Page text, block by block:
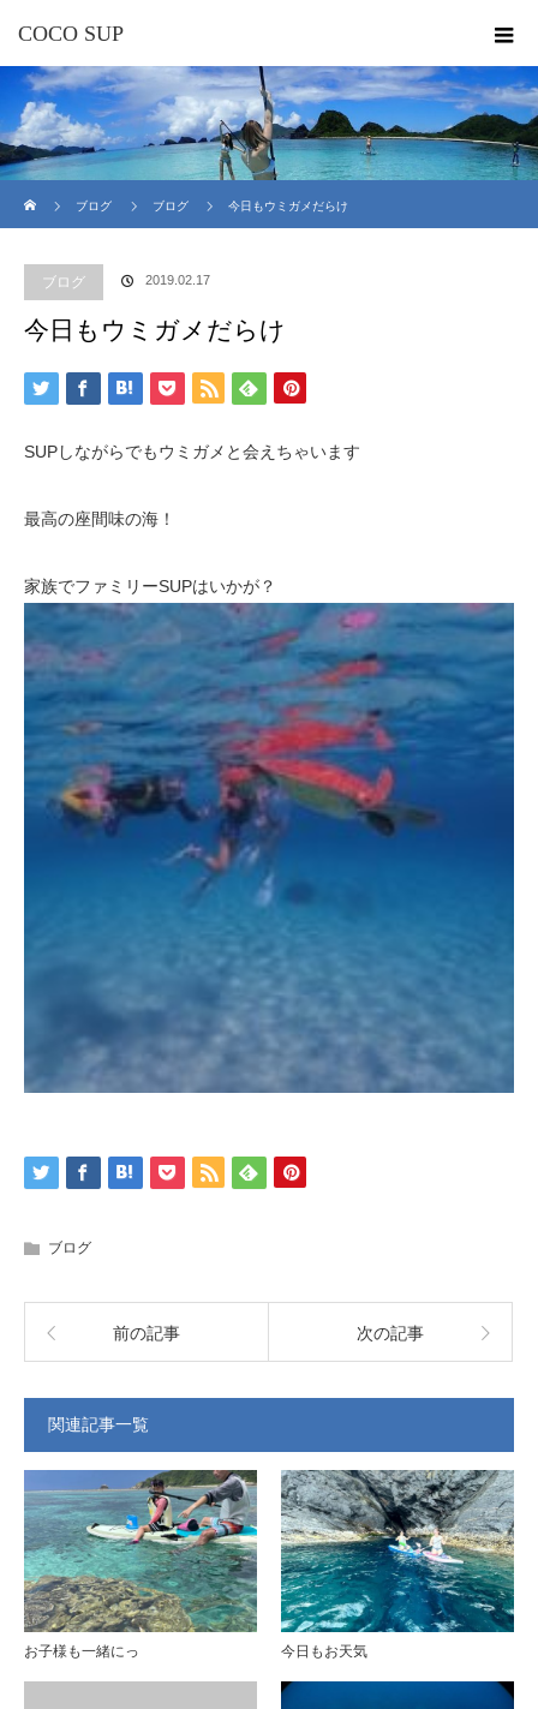
COCO SUP
ブログ
ブログ 今日もウミガメだらけ
ブログ 2019.02.17
今日もウミガメだらけ
SUPしながらでもウミガメと会えちゃいます
最高の座間味の海！
家族でファミリーSUPはいかが？
ブログ
前の記事 次の記事
関連記事一覧
お子様も一緒にっ 今日もお天気